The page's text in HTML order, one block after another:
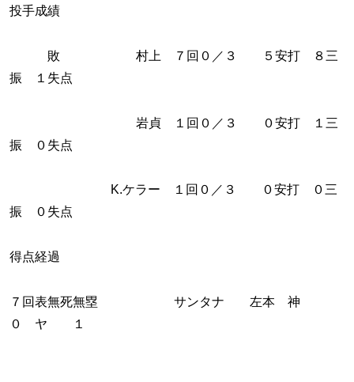
投手成績
敗 村上 ７回０／３ ５安打 ８三
振 １失点
岩貞 １回０／３ ０安打 １三
振 ０失点
K.ケラー １回０／３ ０安打 ０三
振 ０失点
得点経過
７回表無死無塁 サンタナ 左本 神
０ ヤ １